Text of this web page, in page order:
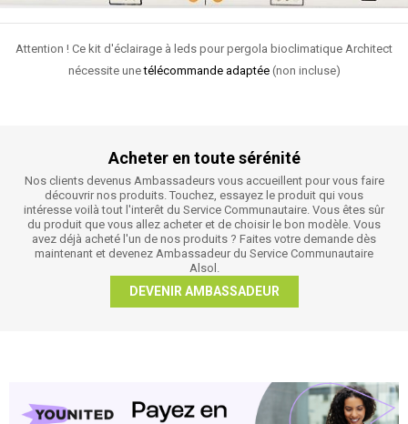
Attention ! Ce kit d'éclairage à leds pour pergola bioclimatique Architect
nécessite unetélécommande adaptée(non incluse)
Acheter en toute sérénité
Nos clients devenus Ambassadeurs vous accueillent pour vous faire
découvrir nos produits. Touchez, essayez le produit qui vous
intéresse voilà tout l'interêt du Service Communautaire. Vous êtes sûr
du produit que vous allez acheter et de choisir le bon modèle. Vous
avez déjà acheté l'un de nos produits ? Faites votre demande dès
maintenant et devenez Ambassadeur du Service Communautaire
Alsol.
DEVENIR AMBASSADEUR